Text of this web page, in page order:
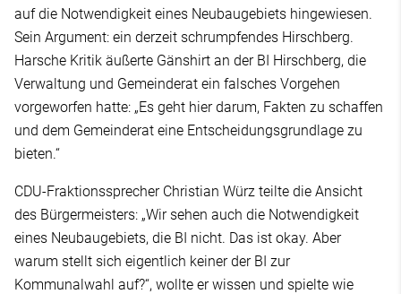
auf die Notwendigkeit eines Neubaugebiets hingewiesen.
Sein Argument: ein derzeit schrumpfendes Hirschberg.
Harsche Kritik äußerte Gänshirt an der BI Hirschberg, die
Verwaltung und Gemeinderat ein falsches Vorgehen
vorgeworfen hatte: „Es geht hier darum, Fakten zu schaffen
und dem Gemeinderat eine Entscheidungsgrundlage zu
bieten.“
CDU-Fraktionssprecher Christian Würz teilte die Ansicht
des Bürgermeisters: „Wir sehen auch die Notwendigkeit
eines Neubaugebiets, die BI nicht. Das ist okay. Aber
warum stellt sich eigentlich keiner der BI zur
Kommunalwahl auf?“, wollte er wissen und spielte wie